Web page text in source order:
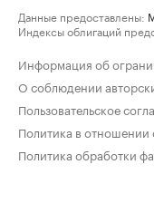
Данные предоставлены:
Индексы облигаций
Информация об
О соблюдении
Пользовательское
Политика в
Политика обработки